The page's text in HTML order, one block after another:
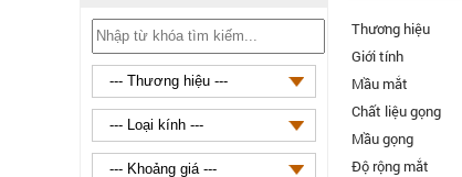
Thương hiệu
Giới tính
Mầu mắt
Chất liệu gọng
Mầu gọng
Độ rộng mắt